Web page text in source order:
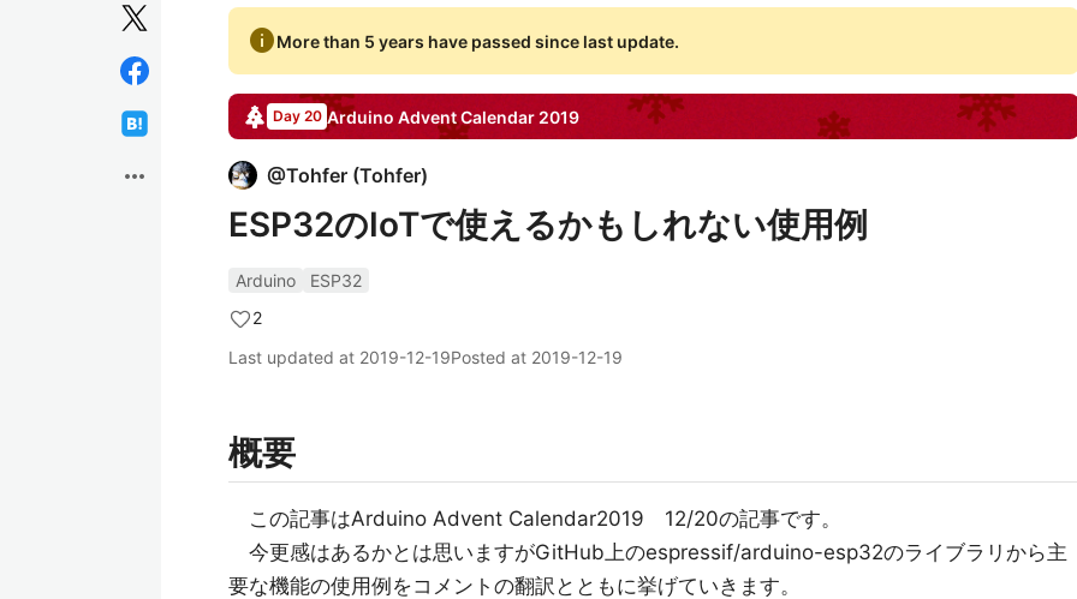
more_horiz
infoMore than 5 years have passed since last update.
Day 20 Arduino Advent Calendar 2019
@Tohfer (Tohfer)
ESP32のIoTで使えるかもしれない使用例
Arduino
ESP32
2
Last updated at 2019-12-19Posted at 2019-12-19
概要
この記事はArduino Advent Calendar2019 12/20の記事です。
今更感はあるかとは思いますがGitHub上のespressif/arduino-esp32のライブラリから主
要な機能の使用例をコメントの翻訳とともに挙げていきます。